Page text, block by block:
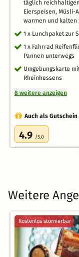
täglich
Eierspeisen, Müsli-
warmen und kalten
1 x Lunchpaket zur
1 x Fahrrad
Pannen unterwegs
Umgebungskarte
Rheinhessens
8 weitere anzeigen
Auch als
4.9 /5.0
Weitere
Kostenlos stornierbar